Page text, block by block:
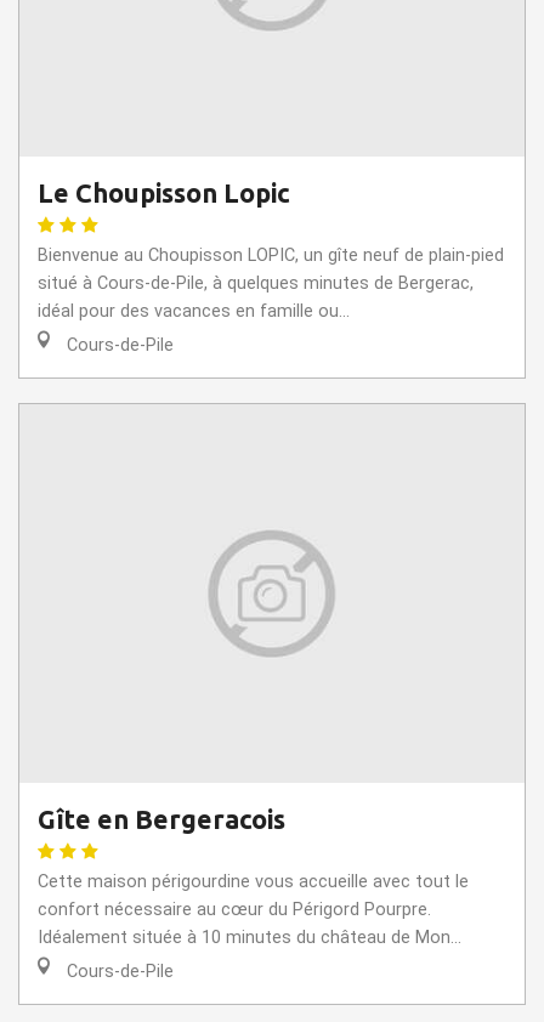
Le Choupisson Lopic
Bienvenue au Choupisson LOPIC, un gîte neuf de plain-pied
situé à Cours-de-Pile, à quelques minutes de Bergerac,
idéal pour des vacances en famille ou...
Cours-de-Pile
Gîte en Bergeracois
Cette maison périgourdine vous accueille avec tout le
confort nécessaire au cœur du Périgord Pourpre.
Idéalement située à 10 minutes du château de Mon...
Cours-de-Pile